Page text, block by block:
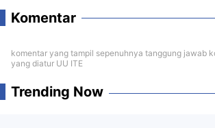
Komentar
komentar yang tampil sepenuhnya tanggung jawab
yang diatur UU ITE
Trending Now